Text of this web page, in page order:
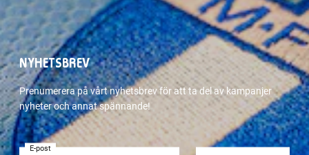
NYHETSBREV
Prenumerera på vårt nyhetsbrev för att ta del av kampanjer
nyheter och annat spännande!
E-post